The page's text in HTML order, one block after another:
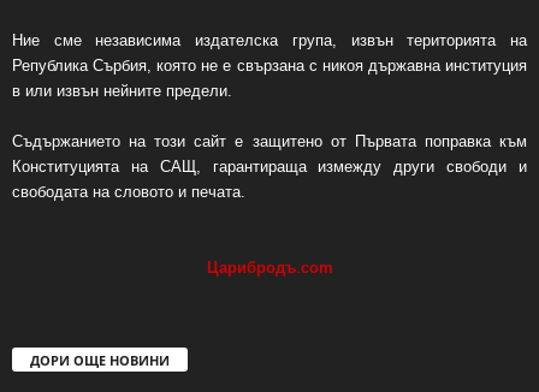
Ние сме независима издателска група, извън територията на
Република Сърбия, която не е свързана с никоя държавна институция
в или извън нейните предели.
Съдържанието на този сайт е защитено от Първата поправка към
Конституцията на САЩ, гарантираща измежду други свободи и
свободата на словото и печата.
Царибродъ. com
ДОРИ ОЩЕ НОВИНИ